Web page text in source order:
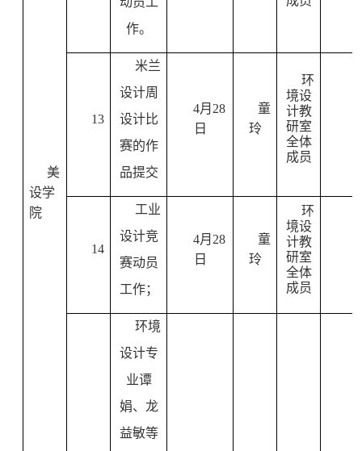
美
设学
院
作。
13
米兰
设计周
设计比
赛的作
品提交
4月 28
日
童
玲
环
境设
计教
研室
全体
成员
14
工业
设计竞
赛动员
工作；
4月 28
日
童
玲
环
境设
计教
研室
全体
成员
环境
设计专
业谭
娟、龙
益敏等